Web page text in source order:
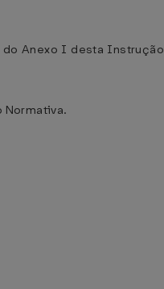
do Anexo I desta Instrução